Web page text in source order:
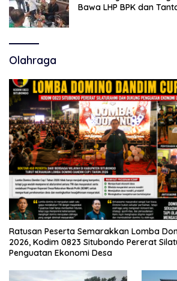
Bawa LHP BPK dan
Olahraga
Ratusan Peserta Semarakkan Lomba
2026, Kodim 0823 Situbondo Pererat
Penguatan Ekonomi Desa